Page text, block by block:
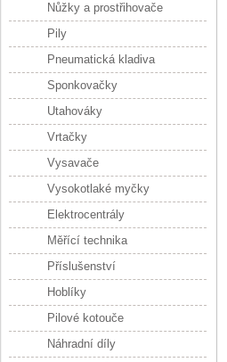
Nůžky a prostřihovače
Pily
Pneumatická kladiva
Sponkovačky
Utahováky
Vrtačky
Vysavače
Vysokotlaké myčky
Elektrocentrály
Měřící technika
Příslušenství
Hoblíky
Pilové kotouče
Náhradní díly